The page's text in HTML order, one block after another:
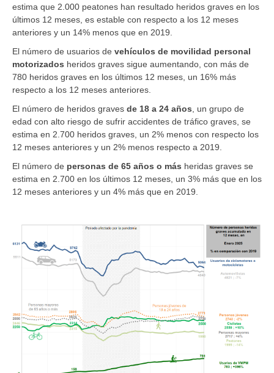
estima que 2.000 peatones han resultado heridos graves en los
últimos 12 meses, es estable con respecto a los 12 meses
anteriores y un 14% menos que en 2019.
El número de usuarios de vehículos de movilidad personal
motorizados heridos graves sigue aumentando, con más de
780 heridos graves en los últimos 12 meses, un 16% más
respecto a los 12 meses anteriores.
El número de heridos graves de 18 a 24 años , un grupo de
edad con alto riesgo de sufrir accidentes de tráfico graves, se
estima en 2.700 heridos graves, un 2% menos con respecto los
12 meses anteriores y un 2% menos respecto a 2019.
El número de personas de 65 años o más heridas graves se
estima en 2.700 en los últimos 12 meses, un 3% más que en los
12 meses anteriores y un 4% más que en 2019.